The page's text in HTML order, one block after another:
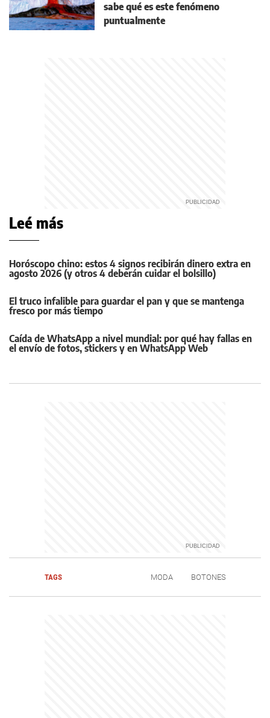
sabe qué es este fenómeno
puntualmente
Leé más
Horóscopo chino: estos 4 signos recibirán dinero extra en
agosto 2026 (y otros 4 deberán cuidar el bolsillo)
El truco infalible para guardar el pan y que se mantenga
fresco por más tiempo
Caída de WhatsApp a nivel mundial: por qué hay fallas en
el envío de fotos, stickers y en WhatsApp Web
TAGS MODA BOTONES